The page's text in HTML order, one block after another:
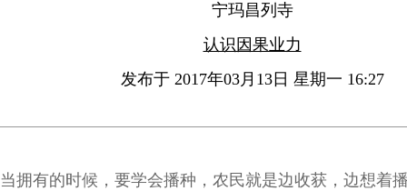
宁玛昌列寺
认识因果业力
发布于 2017年03月13日 星期一 16:27
当拥有的时候，要学会播种，农民就是边收获，边想着